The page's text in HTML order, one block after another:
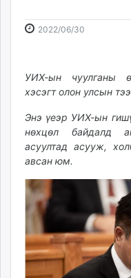
Baabar.mn
mnb.mn
Livetv.mn
Eguur.mn
24tsag.mn
shuud.mn
eagle.mn
ergelt.mn
zarig.mn
today.mn
zuv.mn
mminfo.mn
2022/06/30
13:23:01
06:14:58
УИХ-ын чуулганы
хэсэгт олон улсын
Энэ үеэр УИХ-ын
нөхцөл байдалд
асуултад асууж,
авсан юм.